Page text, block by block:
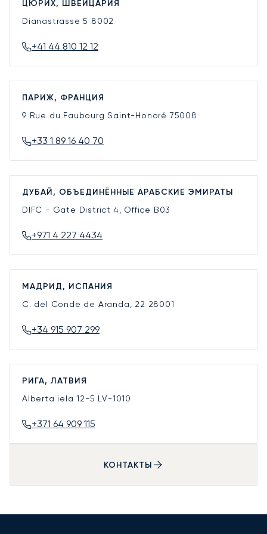
ЦЮРИХ, ШВЕЙЦАРИЯ
Dianastrasse 5 8002
+41 44 810 12 12
ПАРИЖ, ФРАНЦИЯ
9 Rue du Faubourg Saint-Honoré 75008
+33 1 89 16 40 70
ДУБАЙ, ОБЪЕДИНЁННЫЕ АРАБСКИЕ ЭМИРАТЫ
DIFC - Gate District 4, Office B03
+971 4 227 4434
МАДРИД, ИСПАНИЯ
C. del Conde de Aranda, 22 28001
+34 915 907 299
РИГА, ЛАТВИЯ
Alberta iela 12-5 LV-1010
+371 64 909 115
КОНТАКТЫ